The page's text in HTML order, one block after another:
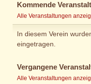
Kommende
Alle Veranstaltungen
In diesem Verein
eingetragen.
Vergangene
Alle Veranstaltungen